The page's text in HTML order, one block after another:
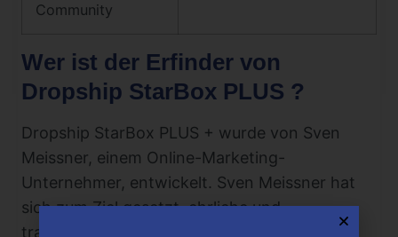
Community
Wer ist der Erfinder von
Dropship StarBox PLUS ?
Dropship StarBox PLUS + wurde von Sven
Meissner, einem Online-Marketing-
Unternehmer, entwickelt. Sven Meissner hat
sich zum Ziel gesetzt, ehrliche und
transparente Online-Marketing-Produkte zu